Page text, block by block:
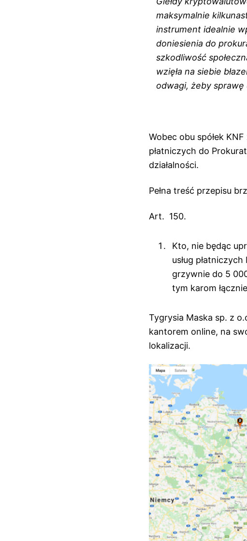
maksymalnie
instrument idealnie
doniesienia do
szkodliwość
wzięła na siebie
odwagi, żeby
Wobec obu spółek
płatniczych do
działalności.
Pełna treść przepisu
Art. 150.
Kto, nie będąc
usług
grzywnie do 5
tym karom
Tygrysia Maska sp. z
kantorem online, na
lokalizacji.